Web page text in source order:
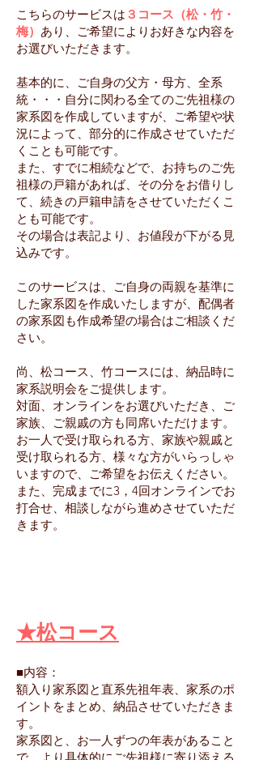
こちらのサービスは ３コース（松・竹・
梅） あり、ご希望によりお好きな内容を
お選びいただきます。
基本的に、ご自身の父方・母方、全系
統・・・自分に関わる全てのご先祖様の
家系図を作成していますが、ご希望や状
況によって、部分的に作成させていただ
くことも可能です。
また、すでに相続などで、お持ちのご先
祖様の戸籍があれば、その分をお借りし
て、続きの戸籍申請をさせていただくこ
とも可能です。
その場合は表記より、お値段が下がる見
込みです。
このサービスは、ご自身の両親を基準に
した家系図を作成いたしますが、配偶者
の家系図も作成希望の場合はご相談くだ
さい。
尚、松コース、竹コースには、納品時に
家系説明会をご提供します。
​対面、オンラインをお選びいただき、ご
家族、ご親戚の方も同席いただけます。
お一人で受け取られる方、家族や親戚と
受け取られる方、様々な方がいらっしゃ
いますので、ご希望をお伝えください。
​また、完成までに3，4回オンラインでお
打合せ、相談しながら進めさせていただ
きます。
★松コース
■内容：
額入り家系図と直系先祖年表、家系のポ
イントをまとめ、納品させていただきま
す。
家系図と、お一人ずつの年表があること